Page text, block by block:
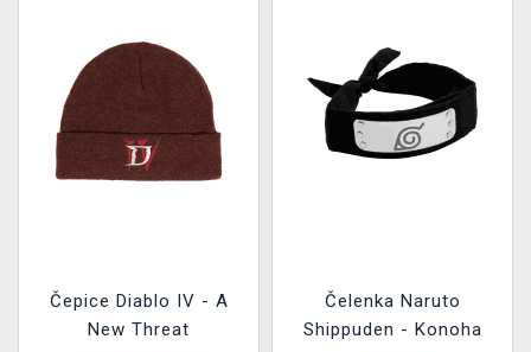
Čepice Diablo IV - A
New Threat
Čelenka Naruto
Shippuden - Konoha